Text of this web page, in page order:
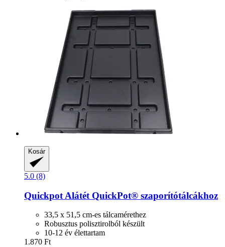
Kosár
5.0 (8)
Quickpot Alátét QuickPot® szaporítótálcákhoz
33,5 x 51,5 cm-es tálcamérethez
Robusztus polisztirolból készült
10-12 év élettartam
1.870 Ft